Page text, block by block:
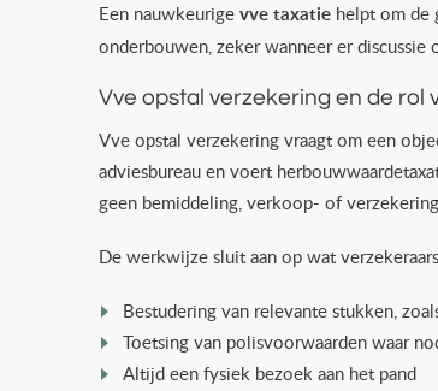
Een nauwkeurige vve taxatie helpt om de
onderbouwen, zeker wanneer er discussie
Vve opstal verzekering en de
Vve opstal verzekering vraagt om een
adviesbureau en voert
geen bemiddeling, verkoop- of
De werkwijze sluit aan op wat
Bestudering van relevante stukken,
Toetsing van polisvoorwaarden waar
Altijd een fysiek bezoek aan het pand